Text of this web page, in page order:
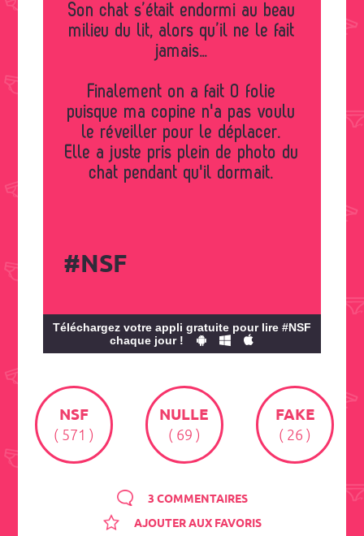
Son chat s’était endormi au beau
milieu du lit, alors qu’il ne le fait
jamais…
Finalement on a fait 0 folie
puisque ma copine n'a pas voulu
le réveiller pour le déplacer.
Elle a juste pris plein de photo du
chat pendant qu'il dormait.
#NSF
Téléchargez votre appli gratuite pour lire #NSF
chaque jour !
NSF
( 571 )
NULLE
( 69 )
FAKE
( 26 )
3 COMMENTAIRES
AJOUTER AUX FAVORIS